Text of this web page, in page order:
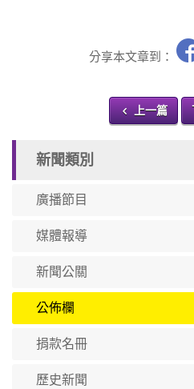
分享本文章到：
上一篇
新聞類別
廣播節目
媒體報導
新聞公關
公佈欄
捐款名冊
歷史新聞